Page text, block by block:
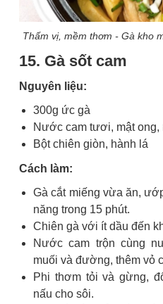
Thấm vị, mềm thơm - Gà kho
15. Gà sốt cam
Nguyên liệu:
300g ức gà
Nước cam tươi, mật
Bột chiên giòn, hành lá
Cách làm:
Gà cắt miếng vừa ăn,
năng trong 15 phút.
Chiên gà với ít dầu đến
Nước cam trộn cùng
muối và đường, thêm vỏ
Phi thơm tỏi và gừng,
nấu cho sôi.